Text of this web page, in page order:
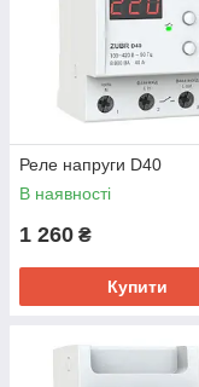
Реле напруги D40
В наявності
1 260 ₴
Купити